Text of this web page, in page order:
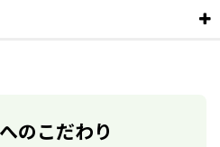
のこだわり